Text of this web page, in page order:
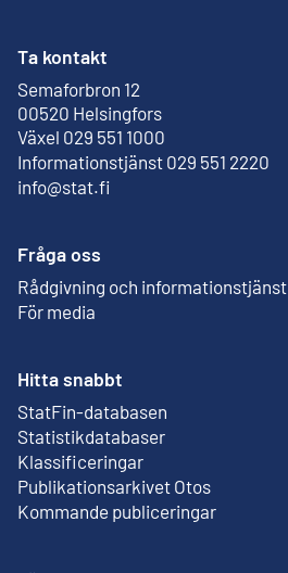
Ta kontakt
Semaforbron 12
00520 Helsingfors
Extern länk
Växel 029 551 1000
Informationstjänst 029 551 2220
info@stat.fi
Fråga oss
Rådgivning och informationstjänst
För media
Hitta snabbt
StatFin-databasen
Extern länk
Statistikdatabaser
Klassificeringar
Publikationsarkivet Otos
Extern länk
Kommande publiceringar